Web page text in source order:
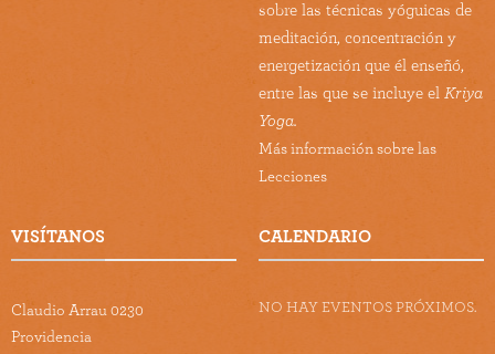
sobre las técnicas yóguicas de
meditación, concentración y
energetización que él enseñó,
entre las que se incluye el Kriya
Yoga.
Más información sobre las
Lecciones
VISÍTANOS
Claudio Arrau 0230
Providencia
CALENDARIO
NO HAY EVENTOS PRÓXIMOS.